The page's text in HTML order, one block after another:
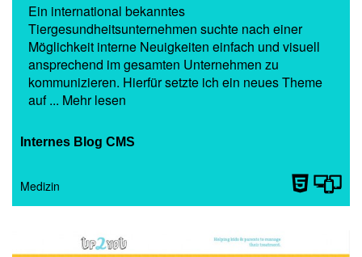
Ein international bekanntes
Tiergesundheitsunternehmen suchte nach einer
Möglichkeit interne Neuigkeiten einfach und visuell
ansprechend im gesamten Unternehmen zu
kommunizieren. Hierfür setzte ich ein neues Theme
auf ... Mehr lesen
Internes Blog CMS
Medizin